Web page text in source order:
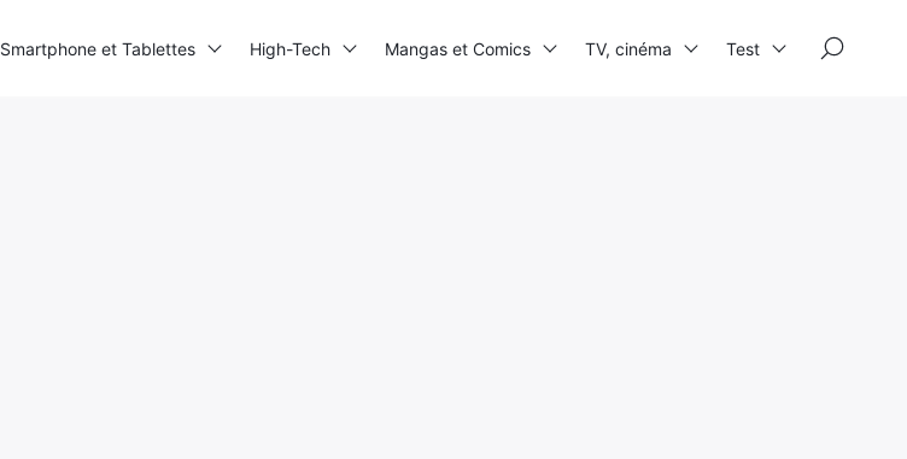
Smartphone et Tablettes High-Tech Mangas et Comics TV, cinéma Test